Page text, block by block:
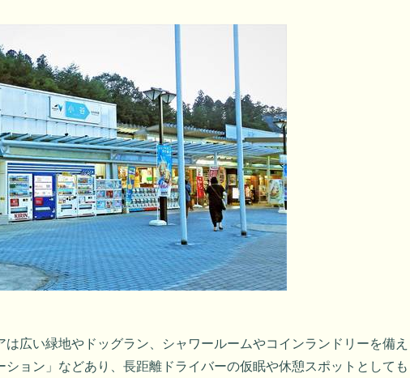
は広い緑地やドッグラン、シャワールームやコインランドリーを備え
ション」などあり、長距離ドライバーの仮眠や休憩スポットとしても